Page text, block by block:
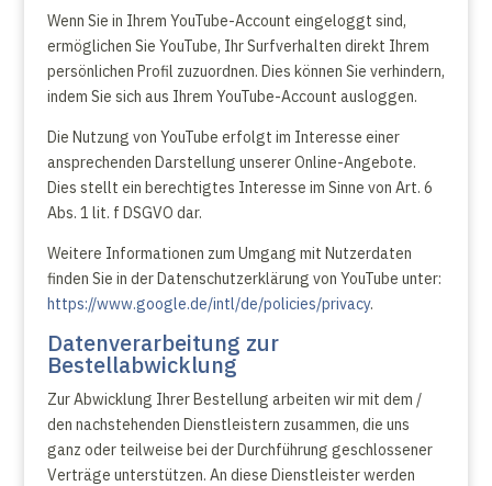
Wenn Sie in Ihrem YouTube-Account eingeloggt sind,
ermöglichen Sie YouTube, Ihr Surfverhalten direkt Ihrem
persönlichen Profil zuzuordnen. Dies können Sie verhindern,
indem Sie sich aus Ihrem YouTube-Account ausloggen.
Die Nutzung von YouTube erfolgt im Interesse einer
ansprechenden Darstellung unserer Online-Angebote.
Dies stellt ein berechtigtes Interesse im Sinne von Art. 6
Abs. 1 lit. f DSGVO dar.
Weitere Informationen zum Umgang mit Nutzerdaten
finden Sie in der Datenschutzerklärung von YouTube unter:
https://www.google.de/intl/de/policies/privacy.
Datenverarbeitung zur
Bestellabwicklung
Zur Abwicklung Ihrer Bestellung arbeiten wir mit dem /
den nachstehenden Dienstleistern zusammen, die uns
ganz oder teilweise bei der Durchführung geschlossener
Verträge unterstützen. An diese Dienstleister werden